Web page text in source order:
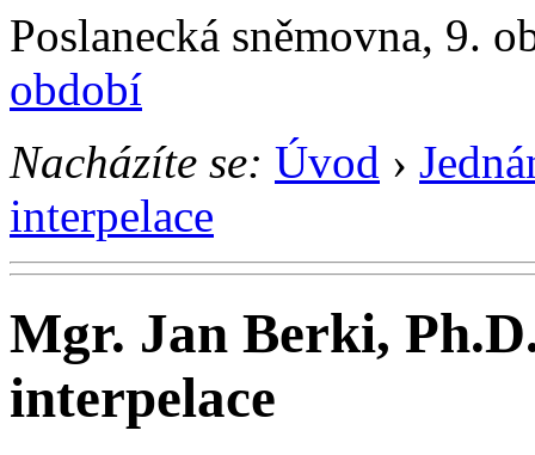
Poslanecká sněmovna, 9.
období
Nacházíte se: Úvod ›
interpelace
Mgr. Jan Berki,
interpelace